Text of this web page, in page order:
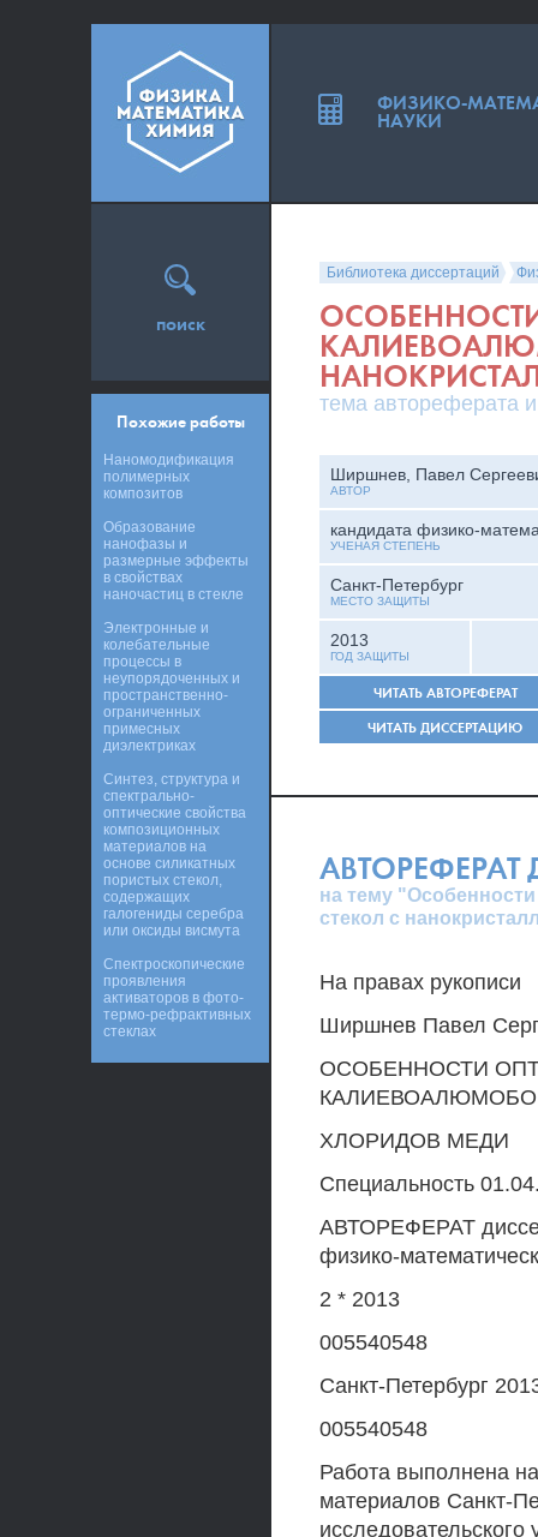
Библиотека диссертаций
тема автореферата
Ширшнев, Павел
АВТОР
кандидата физико-
УЧЕНАЯ СТЕПЕНЬ
Санкт-Петербург
МЕСТО ЗАЩИТЫ
2013
ГОД ЗАЩИТЫ
ЧИТАТЬ АВТОРЕФЕРАТ
ЧИТАТЬ ДИССЕРТАЦИЮ
АВТОРЕФЕРАТ
на тему
стекол с
На правах рукописи
Ширшнев Павел
ОСОБЕННОСТИ
ХЛОРИДОВ МЕДИ
Специальность
АВТОРЕФЕРАТ
физико-
2 * 2013
005540548
Санкт-Петербург
005540548
Работа выполнена
материалов Санкт-
поиск
Похожие работы
Наномодификация
полимерных
композитов
Образование
нанофазы и
размерные эффекты
в свойствах
наночастиц в стекле
Электронные и
колебательные
процессы в
неупорядоченных и
пространственно-
ограниченных
примесных
диэлектриках
Синтез, структура и
спектрально-
оптические свойства
композиционных
материалов на
основе силикатных
пористых стекол,
содержащих
галогениды серебра
или оксиды висмута
Спектроскопические
проявления
активаторов в фото-
термо-рефрактивных
стеклах
ФИЗИКО-
НАУКИ